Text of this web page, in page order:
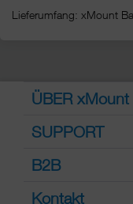
Lieferumfang: xMount
ÜBER xMount
SUPPORT
B2B
Kontakt